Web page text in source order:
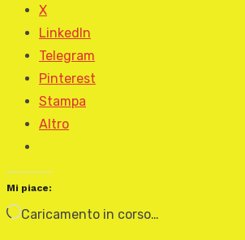
X
LinkedIn
Telegram
Pinterest
Stampa
Altro
Mi piace:
Caricamento in corso…